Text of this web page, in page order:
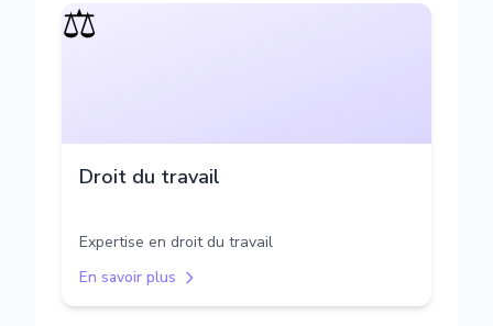
⚖️
Droit du travail
Expertise en droit du travail
En savoir plus